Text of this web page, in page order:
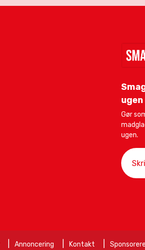
ugen
Gør
ugen.
Annoncering Kontakt